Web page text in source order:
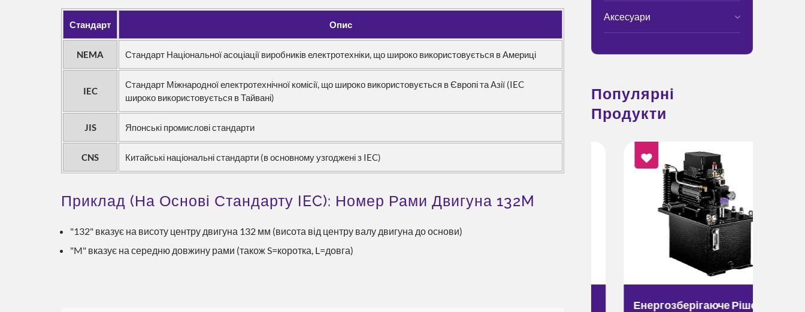
Стандарт Опис
NEMA Стандарт Національної асоціації виробників електротехніки, що широко використовується в Америці
IEC
Стандарт Міжнародної електротехнічної комісії, що широко використовується в Європі та Азії (IEC
широко використовується в Тайвані)
JIS Японські промислові стандарти
CNS Китайські національні стандарти (в основному узгоджені з IEC)
Приклад (на Основі Стандарту IEC): Номер Рами Двигуна 132M
"132" вказує на висоту центру двигуна 132 мм (висота від центру валу двигуна до основи)
"M" вказує на середню довжину рами (також S=коротка, L=довга)
Аксесуари
Популярні
Продукти
Енергозберігаюче Рішення